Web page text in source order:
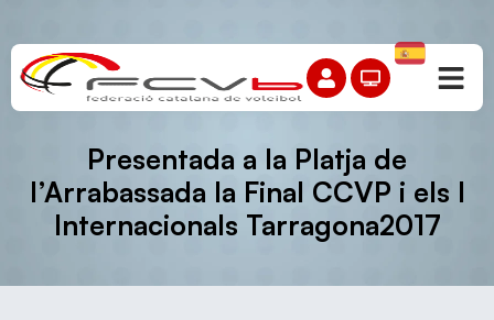
Presentada a la Platja de
l’Arrabassada la Final CCVP i els I
Internacionals Tarragona2017